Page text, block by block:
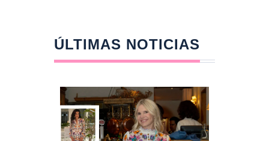
ÚLTIMAS NOTICIAS